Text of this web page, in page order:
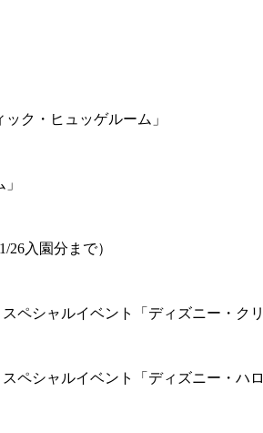
ク・ヒュッゲルーム」
入園分まで）
ペシャルイベント「ディズニー・ク
ペシャルイベント「ディズニー・ハ